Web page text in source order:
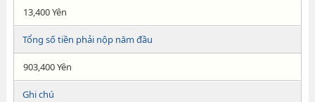
13,400 Yên
Tổng số tiền phải nộp năm đầu
903,400 Yên
Ghi chú